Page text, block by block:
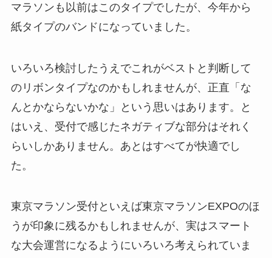
マラソンも以前はこのタイプでしたが、今年から
紙タイプのバンドになっていました。
いろいろ検討したうえでこれがベストと判断して
のリボンタイプなのかもしれませんが、正直「な
んとかならないかな」という思いはあります。と
はいえ、受付で感じたネガティブな部分はそれく
らいしかありません。あとはすべてが快適でし
た。
東京マラソン受付といえば東京マラソンEXPOのほ
うが印象に残るかもしれませんが、実はスマート
な大会運営になるようにいろいろ考えられていま